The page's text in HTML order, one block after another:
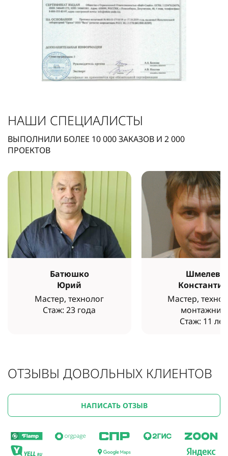
НАШИ СПЕЦИАЛИСТЫ
ВЫПОЛНИЛИ БОЛЕЕ 10 000ЗАКАЗОВ И 2 000
ПРОЕКТОВ
Батюшко
Юрий
Мастер, технолог
Стаж: 23 года
Шмелев
Константин
Мастер,
монтажник
Стаж: 11 лет
ОТЗЫВЫ ДОВОЛЬНЫХ КЛИЕНТОВ
НАПИСАТЬ ОТЗЫВ